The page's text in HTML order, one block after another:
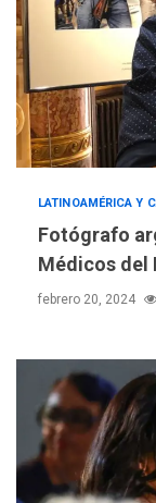
LATINOAMÉRICA Y
Fotógrafo
Médicos del
febrero 20, 2024